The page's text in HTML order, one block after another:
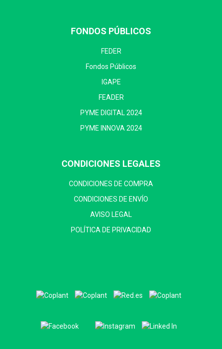
FONDOS PÚBLICOS
FEDER
Fondos Públicos
IGAPE
FEADER
PYME DIGITAL 2024
PYME INNOVA 2024
CONDICIONES LEGALES
CONDICIONES DE COMPRA
CONDICIONES DE ENVÍO
AVISO LEGAL
POLÍTICA DE PRIVACIDAD